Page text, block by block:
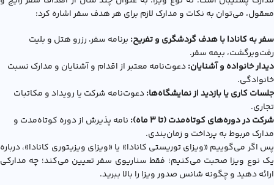
معقول، می‌توان به نکات و مدارک لازم برای هر هدف سفر اشاره کرد:
سفر به کانادا با هدف گردشگری و تفریح: برنامه سفر، رزرو هتل و بلیت
رفت‌وبرگشت، بیمه سفر.
دیدار خانواده و آشنایان:دعوت‌نامه معتبر از اقدام و آشنایان و مدارک نسبت
خانوادگی.
جلسات کاری یا بازدید از نمایشگاه‌ها:دعوت‌نامه شرکت یا رویداد و مکاتبات
تجاری.
شرکت در دوره‌های کوتاه‌مدت (تا۳ ماه): نامه پذیرش از دوره کوتاه‌مدت و
مدارک مربوط به پرداخت و زمان‌بندی.
پس اگر می‌گوییم «ويزاي توريستي کانادا» یا «ویزای ویزیتوری کانادا»، درباره
یک نوع ویزا صحبت می‌کنیم؛ فقط سناریوی سفر تعیین می‌کند؛ چه مدارکی
ارائه دهید و چگونه شانس صدور ویزا را بالا ببرید.